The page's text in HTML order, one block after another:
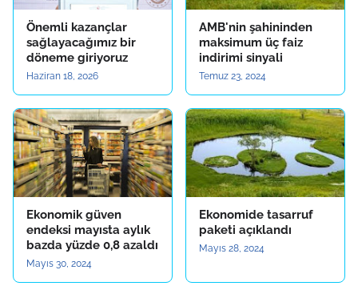
Önemli kazançlar
sağlayacağımız bir
döneme giriyoruz
Haziran 18, 2026
AMB'nin şahininden
maksimum üç faiz
indirimi sinyali
Temuz 23, 2024
Ekonomik güven
endeksi mayısta aylık
bazda yüzde 0,8 azaldı
Mayıs 30, 2024
Ekonomide tasarruf
paketi açıklandı
Mayıs 28, 2024